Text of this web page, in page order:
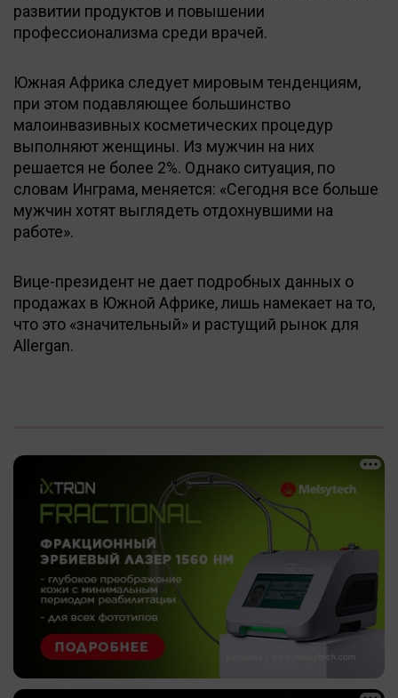
развитии продуктов и повышении
профессионализма среди врачей.
Южная Африка следует мировым тенденциям,
при этом подавляющее большинство
малоинвазивных косметических процедур
выполняют женщины. Из мужчин на них
решается не более 2%. Однако ситуация, по
словам Инграма, меняется: «Сегодня все больше
мужчин хотят выглядеть отдохнувшими на
работе».
Вице-президент не дает подробных данных о
продажах в Южной Африке, лишь намекает на то,
что это «значительный» и растущий рынок для
Allergan.